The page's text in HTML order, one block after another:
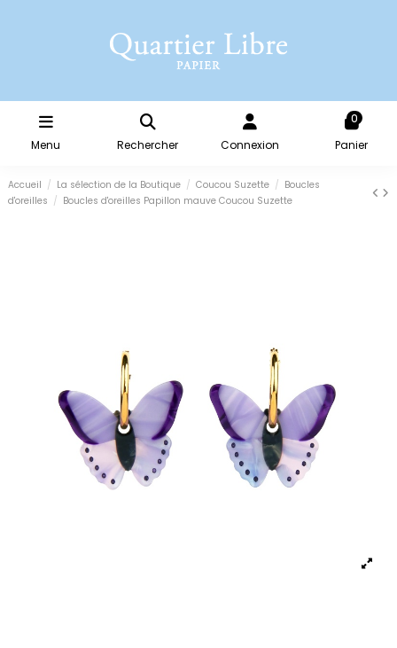
Menu Rechercher Connexion
0
Panier
Accueil La sélection de la Boutique Coucou Suzette
Boucles
d'oreilles
Boucles d'oreilles Papillon mauve Coucou Suzette